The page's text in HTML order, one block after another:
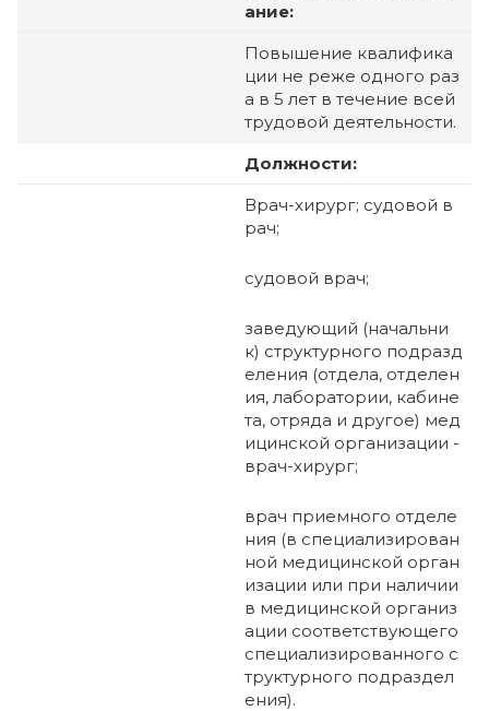
ание:
Повышение квалифика
ции не реже одного раз
а в 5 лет в течение всей
трудовой деятельности.
Должности:
Врач-хирург; судовой в
рач;
судовой врач;
заведующий (начальни
к) структурного подразд
еления (отдела, отделен
ия, лаборатории, кабине
та, отряда и другое) мед
ицинской организации -
врач-хирург;
врач приемного отделе
ния (в специализирован
ной медицинской орган
изации или при наличии
в медицинской организ
ации соответствующего
специализированного с
труктурного подраздел
ения).